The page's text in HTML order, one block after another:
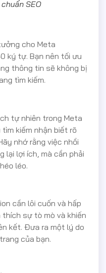
SEO
cho Meta
ký tự. Bạn nên tối ưu
thông tin sẽ không bị
tìm kiếm.
tự nhiên trong Meta
kiếm nhận biết rõ
nhớ rằng việc nhồi
lại lợi ích, mà cần phải
léo.
cần lôi cuốn và hấp
thích sự tò mò và khiến
kết. Đưa ra một lý do
của bạn.